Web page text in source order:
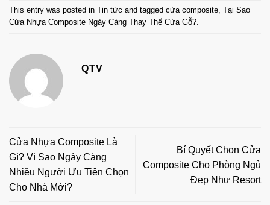
This entry was posted in Tin tức and tagged cửa composite, Tại Sao
Cửa Nhựa Composite Ngày Càng Thay Thế Cửa Gỗ?.
QTV
Cửa Nhựa Composite Là
Gì? Vì Sao Ngày Càng
Nhiều Người Ưu Tiên Chọn
Cho Nhà Mới?
Bí Quyết Chọn Cửa
Composite Cho Phòng Ngủ
Đẹp Như Resort